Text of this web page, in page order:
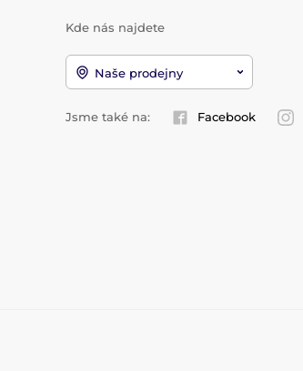
Kde nás najdete
Naše prodejny
Jsme také na: Facebook